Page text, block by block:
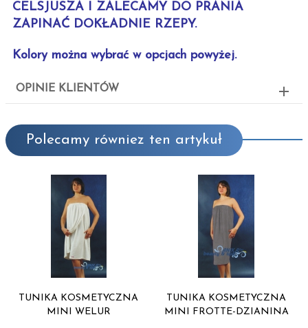
CELSJUSZA I ZALECAMY DO PRANIA
ZAPINAĆ DOKŁADNIE RZEPY.
Kolory można wybrać w opcjach powyżej.
OPINIE KLIENTÓW
Polecamy równiez ten artykuł
TUNIKA KOSMETYCZNA
MINI WELUR
TUNIKA KOSMETYCZNA
MINI FROTTE-DZIANINA